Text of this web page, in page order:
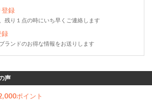
登録
残り１点の時にいち早くご連絡します
録
ランドのお得な情報をお送りします
声
ポイント